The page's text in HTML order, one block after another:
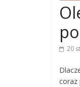
20
coraz